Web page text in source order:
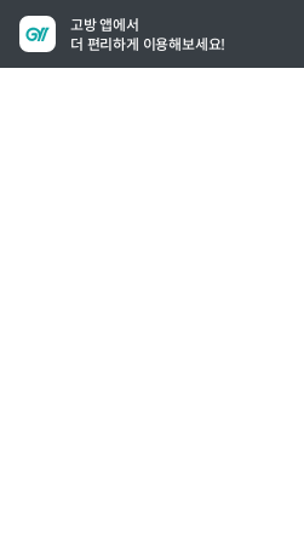
고방 앱에서
더 편리하게 이용해보세요!